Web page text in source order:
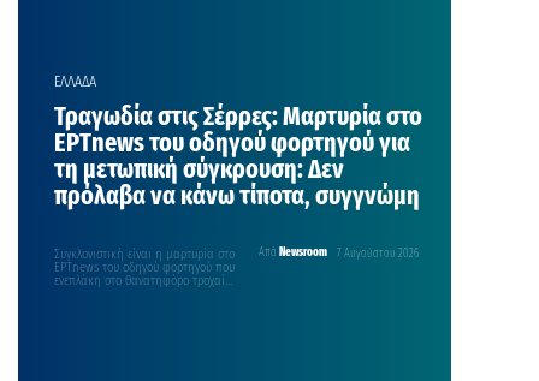
ΕΛΛΑΔΑ
Τραγωδία στις Σέρρες: Μαρτυρία στο
ΕΡΤnews του οδηγού φορτηγού για
τη μετωπική σύγκρουση: Δεν
πρόλαβα να κάνω τίποτα, συγγνώμη
Από Newsroom 7 Αυγούστου 2026
Συγκλονιστική είναι η μαρτυρία στο
ΕΡΤnews του οδηγού φορτηγού που
ενεπλάκη στο θανατηφόρο τροχαίο